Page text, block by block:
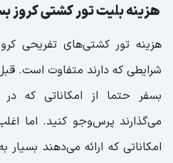
هزینه بلیت تور کشتی کروز
هزینه تور کشتی‌های تفریحی
شرایطی که دارند متفاوت است.
بسفر حتما از امکاناتی که در
می‌گذارند پرس‌وجو کنید. اما
امکاناتی که ارائه می‌دهند